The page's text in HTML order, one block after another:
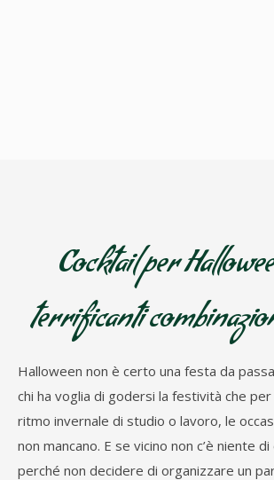
Cocktail per
terrificanti
Halloween non è certo una festa da
chi ha voglia di godersi la festività che
ritmo invernale di studio o lavoro, le
non mancano. E se vicino non c’è niente
perché non decidere di organizzare un